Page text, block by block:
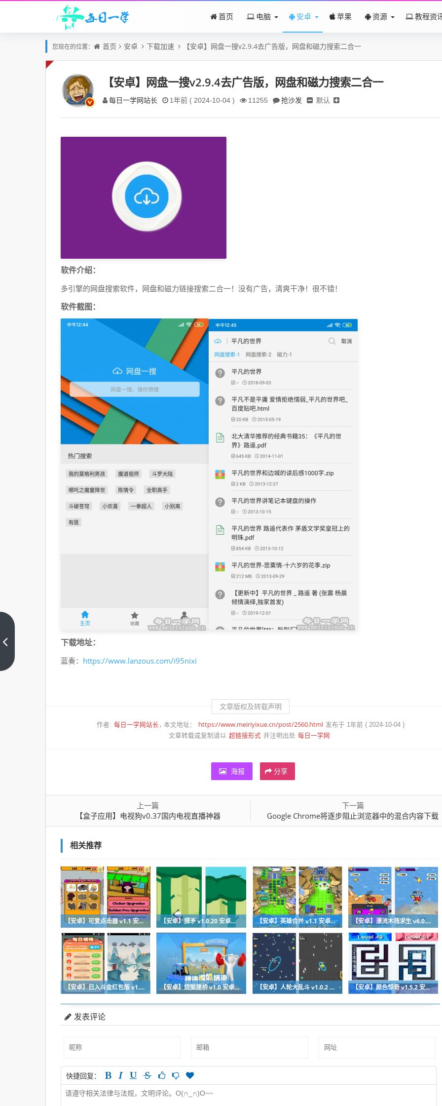
首页 电脑 安卓 苹果 资源 教程资
您现在的位置： 首页 安卓 下载加速 【安卓】网盘一搜v2.9.4去广告版，网盘和磁力搜索二合一
【安卓】网盘一搜v2.9.4去广告版，网盘和磁力搜索二合一
每日一学网站长 1年前 ( 2024-10-04 ) 11255 抢沙发 默认
软件介绍：
多引擎的网盘搜索软件，网盘和磁力链接搜索二合一！没有广告，清爽干净！很不错！
软件截图：
下载地址：
蓝奏： https://www.lanzous.com/i95nixi
文章版权及转载声明
作者: 每日一学网站长 本文地址： https://www.meiriyixue.cn/post/2560.html 发布于 1年前 ( 2024-10-04 )
文章转载或复制请以 超链接形式 并注明出处 每日一学网
海报 分享
上一篇
【盒子应用】电视狗v0.37国内电视直播神器
下一篇
Google Chrome将逐步阻止浏览器中的混合内容下载
相关推荐
【安卓】可爱点击器 v1.1 安卓最新版下载 【安卓】掷矛 v1.0.20 安卓免费在线玩 【安卓】英雄合并 v1.1 安卓免费版下载 【安卓】漂流木筏求生 v6.0.2 安卓福利版下载
【安卓】日入斗金红包版 v1.0.0 安卓免费下载 【安卓】烧脑建桥 v1.0 安卓福利版下载 【安卓】人轮大乱斗 v1.0.2 安卓福利版免费下载 【安卓】颜色惊奇 v1.5.2 安卓福利版下载
发表评论
快捷回复：